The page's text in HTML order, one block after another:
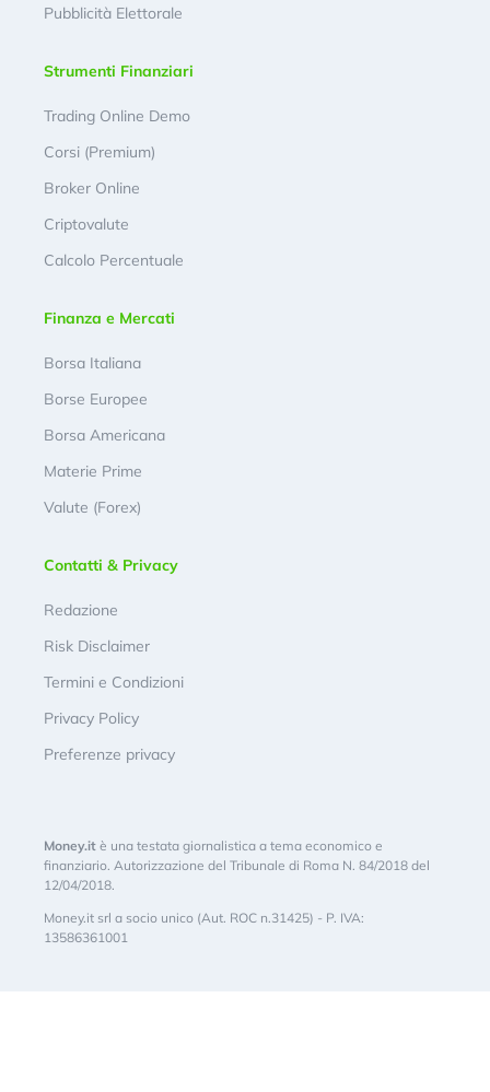
Pubblicità Elettorale
Strumenti Finanziari
Trading Online Demo
Corsi (Premium)
Broker Online
Criptovalute
Calcolo Percentuale
Finanza e Mercati
Borsa Italiana
Borse Europee
Borsa Americana
Materie Prime
Valute (Forex)
Contatti & Privacy
Redazione
Risk Disclaimer
Termini e Condizioni
Privacy Policy
Preferenze privacy
Money.it è una testata giornalistica a tema economico e
finanziario. Autorizzazione del Tribunale di Roma N. 84/2018 del
12/04/2018.
Money.it srl a socio unico (Aut. ROC n.31425) - P. IVA:
13586361001